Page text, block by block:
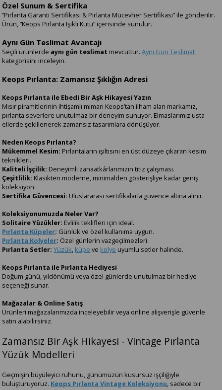
Özel Sunum & Sertifika
“Pırlanta Garanti Sertifikası & Pırlanta Mücevher Sertifikası” ile gönderilir.
Ürün, “Keops Pırlanta Işıklı Kutu” içerisinde sunulur.
Aynı Gün Teslimat Avantajı
Seçili ürünlerde aynı gün teslimat mevcuttur.Aynı Gün Teslimat
kategorisini inceleyin.
Keops Pırlanta: Zamansız Şıklığın Adresi
Keops Pırlanta ile Ebedi Bir Aşk Hikayesi Yazın
Mısır piramitlerinin ihtişamlı mimarı Keops’tan ilham alan markamız,
pırlanta severlere unutulmaz bir deneyim sunuyor. Elmaslarımız usta
ellerde şekillenerek zamansız tasarımlara dönüşüyor.
Neden Keops Pırlanta?
Mükemmel Kesim: Pırlantaların ışıltısını en üst düzeye çıkaran kesim
teknikleri.
Kaliteli İşçilik: Deneyimli zanaatkârlarımızın titiz çalışması.
Çeşitlilik: Klasikten moderne, minimalden gösterişliye kadar geniş
koleksiyon.
Sertifika Güvencesi: Uluslararası sertifikalarla güvence altına alınır.
Koleksiyonumuzda Neler Var?
Solitaire Yüzükler: Evlilik teklifleri için ideal.
Pırlanta Küpeler: Günlük ve özel kullanıma uygun.
Pırlanta Kolyeler: Özel günlerin vazgeçilmezleri.
Pırlanta Setler: Yüzük, küpe ve kolye uyumlu setler halinde.
Keops Pırlanta ile Pırlanta Hediyesi
Doğum günü, yıldönümü veya özel günlerde unutulmaz bir hediye
seçeneği sunar.
Mağazalar & Online Satış
Ürünleri mağazalarımızda inceleyebilir veya online alışverişle güvenle
satın alabilirsiniz.
Zamansız Bir Aşk Hikayesi - Vintage Pırlanta
Yüzük Modelleri
Geçmişin büyüleyici ruhunu, günümüzün kusursuz işçiliğiyle
buluşturuyoruz. Keops Pırlanta Vintage Koleksiyonu, sadece bir